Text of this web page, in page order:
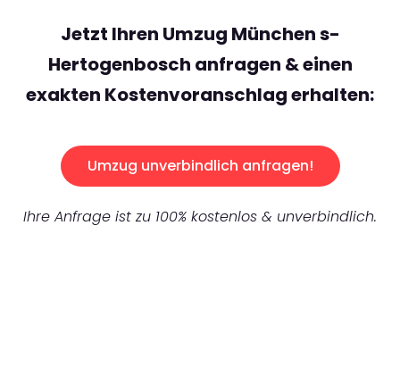
Jetzt Ihren Umzug München s-
Hertogenbosch anfragen & einen
exakten Kostenvoranschlag erhalten:
Umzug unverbindlich anfragen!
Ihre Anfrage ist zu 100% kostenlos & unverbindlich.